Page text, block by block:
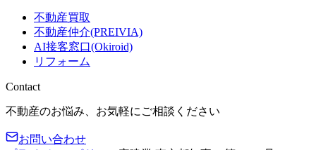
不動産買取
不動産仲介(PREIVIA)
AI接客窓口(Okiroid)
リフォーム
Contact
不動産のお悩み、お気軽にご相談ください
お問い合わせ